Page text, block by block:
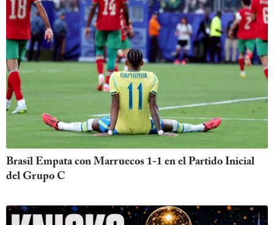
Brasil Empata con Marruecos 1-1 en el Partido Inicial
del Grupo C